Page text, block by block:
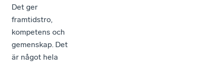
Det ger
framtidstro,
kompetens och
gemenskap. Det
är något hela